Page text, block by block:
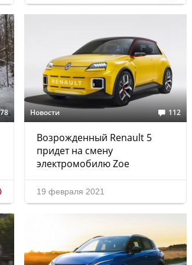
Новости 112
Возрожденный Renault 5
придет на смену
электромобилю Zoe
19 февраля 2021